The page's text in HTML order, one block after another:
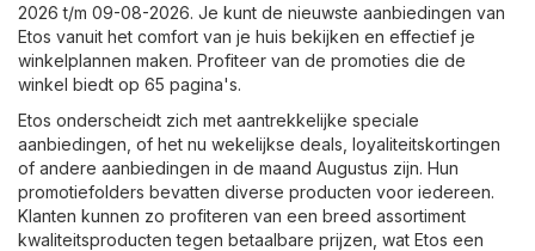
2026 t/m 09-08-2026. Je kunt de nieuwste aanbiedingen van
Etos vanuit het comfort van je huis bekijken en effectief je
winkelplannen maken. Profiteer van de promoties die de
winkel biedt op 65 pagina's.
Etos onderscheidt zich met aantrekkelijke speciale
aanbiedingen, of het nu wekelijkse deals, loyaliteitskortingen
of andere aanbiedingen in de maand Augustus zijn. Hun
promotiefolders bevatten diverse producten voor iedereen.
Klanten kunnen zo profiteren van een breed assortiment
kwaliteitsproducten tegen betaalbare prijzen, wat Etos een